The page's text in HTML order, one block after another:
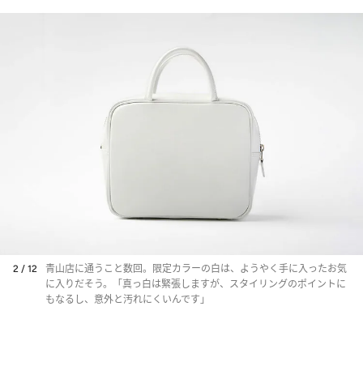
2 / 12
青山店に通うこと数回。限定カラーの白は、ようやく手に入ったお気
に入りだそう。「真っ白は緊張しますが、スタイリングのポイントに
もなるし、意外と汚れにくいんです」